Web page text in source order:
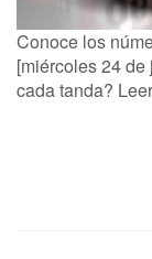
Conoce los
[miércoles 24
cada tanda?